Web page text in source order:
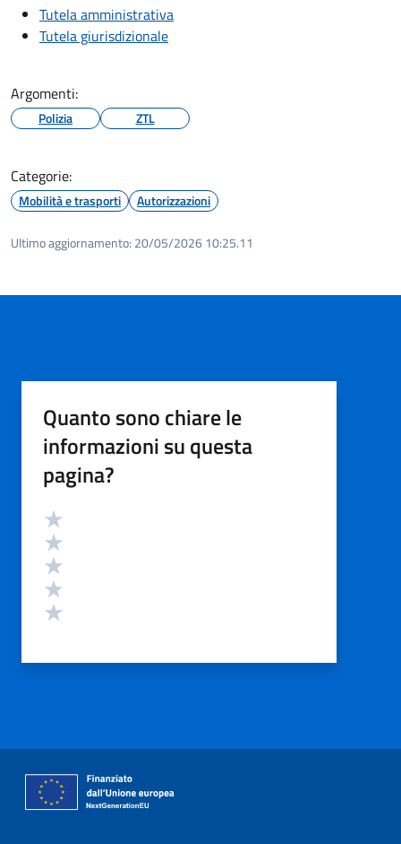
Tutela amministrativa
Tutela giurisdizionale
Argomenti:
Polizia ZTL
Categorie:
Mobilità e trasporti Autorizzazioni
Ultimo aggiornamento: 20/05/2026 10:25.11
Quanto sono chiare le
informazioni su questa
pagina?
Valutazione